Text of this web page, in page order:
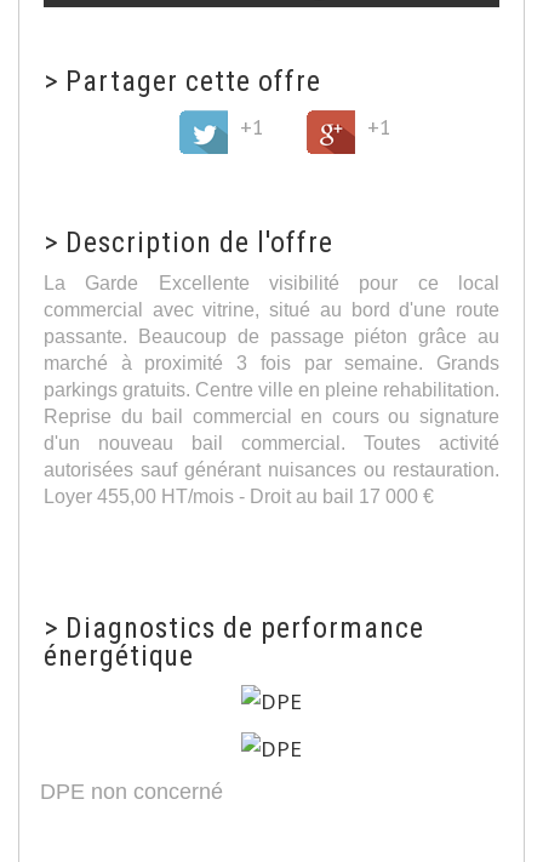
> Partager cette offre
+1 +1
> Description de l'offre
La Garde Excellente visibilité pour ce local
commercial avec vitrine, situé au bord d'une route
passante. Beaucoup de passage piéton grâce au
marché à proximité 3 fois par semaine. Grands
parkings gratuits. Centre ville en pleine rehabilitation.
Reprise du bail commercial en cours ou signature
d'un nouveau bail commercial. Toutes activité
autorisées sauf générant nuisances ou restauration.
Loyer 455,00 HT/mois - Droit au bail 17 000 €
> Diagnostics de performance
énergétique
DPE non concerné